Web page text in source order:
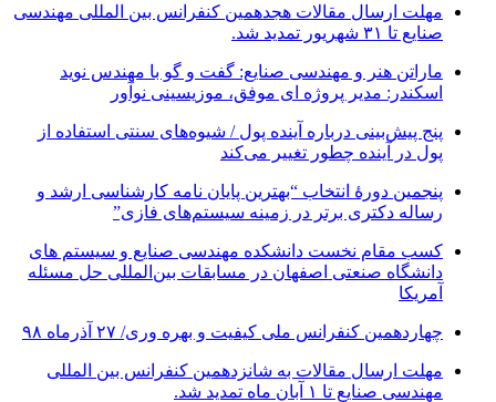
مهلت ارسال مقالات هجدهمین کنفرانس بین المللی مهندسی
صنایع تا ۳۱ شهریور تمدید شد.
ماراتن هنر و مهندسی صنایع: گفت و گو با مهندس نوید
اسکندر: مدیر پروژه ای موفق، موزیسینی نوآور
پنج پیش‌بینی درباره آینده پول / شیوه‌های سنتی استفاده از
پول در آینده چطور تغییر می‌کند
پنجمین دورۀ انتخاب “بهترین پایان ­نامه کارشناسی­ ارشد و
رساله دکتری برتر در زمینه سیستم‌های فازی”
کسب مقام نخست دانشکده مهندسی صنایع و سیستم های
دانشگاه صنعتی اصفهان در مسابقات بین‌المللی حل مسئله
آمریکا
چهاردهمین کنفرانس ملی کیفیت و بهره وری/ ۲۷ آذرماه ۹۸
مهلت ارسال مقالات به شانزدهمین کنفرانس بین المللی
مهندسی صنایع تا ۱ آبان ماه تمدید شد.